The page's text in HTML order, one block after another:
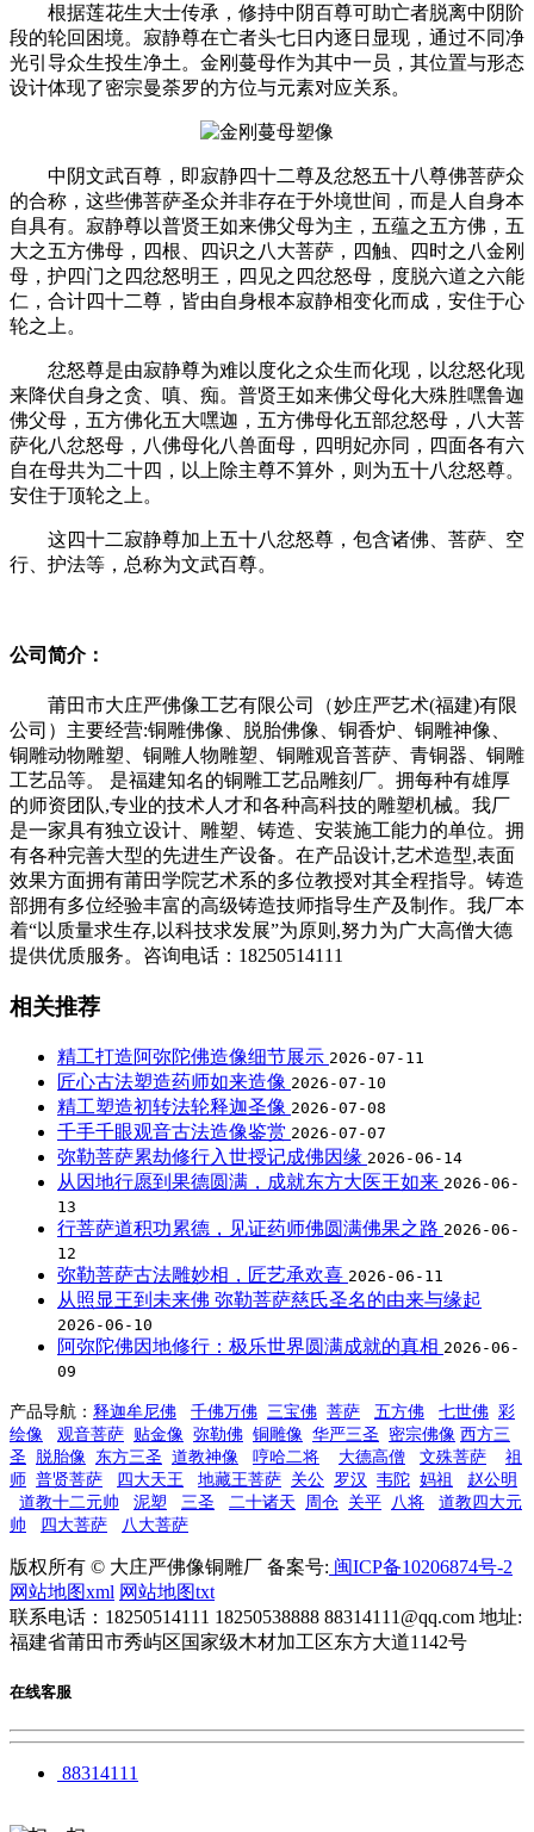
根据莲花生大士传承，修持中阴百尊可助亡者脱离中阴阶
段的轮回困境。寂静尊在亡者头七日内逐日显现，通过不同净
光引导众生投生净土。金刚蔓母作为其中一员，其位置与形态
设计体现了密宗曼荼罗的方位与元素对应关系。
中阴文武百尊，即寂静四十二尊及忿怒五十八尊佛菩萨众
的合称，这些佛菩萨圣众并非存在于外境世间，而是人自身本
自具有。寂静尊以普贤王如来佛父母为主，五蕴之五方佛，五
大之五方佛母，四根、四识之八大菩萨，四触、四时之八金刚
母，护四门之四忿怒明王，四见之四忿怒母，度脱六道之六能
仁，合计四十二尊，皆由自身根本寂静相变化而成，安住于心
轮之上。
忿怒尊是由寂静尊为难以度化之众生而化现，以忿怒化现
来降伏自身之贪、嗔、痴。普贤王如来佛父母化大殊胜嘿鲁迦
佛父母，五方佛化五大嘿迦，五方佛母化五部忿怒母，八大菩
萨化八忿怒母，八佛母化八兽面母，四明妃亦同，四面各有六
自在母共为二十四，以上除主尊不算外，则为五十八忿怒尊。
安住于顶轮之上。
这四十二寂静尊加上五十八忿怒尊，包含诸佛、菩萨、空
行、护法等，总称为文武百尊。
公司简介：
莆田市大庄严佛像工艺有限公司（妙庄严艺术(福建)有限
公司）主要经营:铜雕佛像、脱胎佛像、铜香炉、铜雕神像、
铜雕动物雕塑、铜雕人物雕塑、铜雕观音菩萨、青铜器、铜雕
工艺品等。 是福建知名的铜雕工艺品雕刻厂。拥每种有雄厚
的师资团队,专业的技术人才和各种高科技的雕塑机械。我厂
是一家具有独立设计、雕塑、铸造、安装施工能力的单位。拥
有各种完善大型的先进生产设备。在产品设计,艺术造型,表面
效果方面拥有莆田学院艺术系的多位教授对其全程指导。铸造
部拥有多位经验丰富的高级铸造技师指导生产及制作。我厂本
着“以质量求生存,以科技求发展”为原则,努力为广大高僧大德
提供优质服务。咨询电话：18250514111
相关推荐
精工打造阿弥陀佛造像细节展示 2026-07-11
匠心古法塑造药师如来造像 2026-07-10
精工塑造初转法轮释迦圣像 2026-07-08
千手千眼观音古法造像鉴赏 2026-07-07
弥勒菩萨累劫修行入世授记成佛因缘 2026-06-14
从因地行愿到果德圆满，成就东方大医王如来 2026-06-
13
行菩萨道积功累德，见证药师佛圆满佛果之路 2026-06-
12
弥勒菩萨古法雕妙相，匠艺承欢喜 2026-06-11
从照显王到未来佛 弥勒菩萨慈氏圣名的由来与缘起
2026-06-10
阿弥陀佛因地修行：极乐世界圆满成就的真相 2026-06-
09
产品导航： 释迦牟尼佛 千佛万佛 三宝佛 菩萨 五方佛 七世佛 彩
绘像
观音菩萨 贴金像 弥勒佛 铜雕像 华严三圣 密宗佛像 西方三
圣
脱胎像 东方三圣 道教神像 哼哈二将 大德高僧 文殊菩萨
祖
师 普贤菩萨 四大天王 地藏王菩萨 关公 罗汉 韦陀 妈祖
赵公明
道教十二元帅
泥塑 三圣 二十诸天 周仓 关平 八将
道教四大元
帅
四大菩萨 八大菩萨
版权所有 © 大庄严佛像铜雕厂 备案号: 闽ICP备10206874号-2
网站地图xml 网站地图txt
联系电话：18250514111 18250538888 88314111@qq.com 地址:
福建省莆田市秀屿区国家级木材加工区东方大道1142号
在线客服
88314111